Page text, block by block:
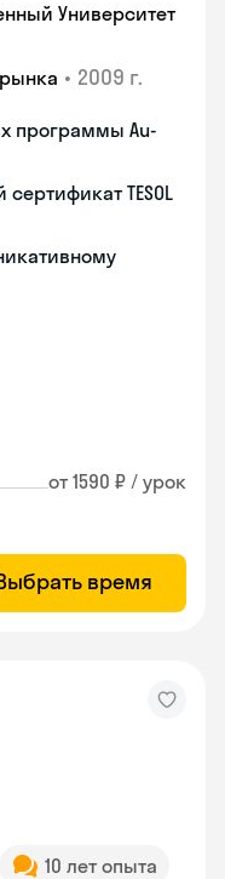
Университет
• 2009 г.
программы Au-
TESOL
от 1590 ₽ / урок
время
10 лет опыта